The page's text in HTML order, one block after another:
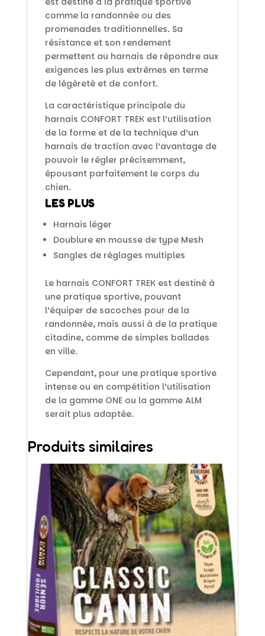
comme la randonnée ou des
promenades traditionnelles. Sa
résistance et son rendement
permettent au harnais de répondre aux
exigences les plus extrêmes en terme
de légèreté et de confort.
La caractéristique principale du
harnais CONFORT TREK est l’utilisation
de la forme et de la technique d’un
harnais de traction avec l’avantage de
pouvoir le régler précisemment,
épousant parfaitement le corps du
chien.
LES PLUS
Harnais léger
Doublure en mousse de type Mesh
Sangles de réglages multiples
Le harnais CONFORT TREK est destiné à
une pratique sportive, pouvant
l’équiper de sacoches pour de la
randonnée, mais aussi à de la pratique
citadine, comme de simples ballades
en ville.
Cependant, pour une pratique sportive
intense ou en compétition l’utilisation
de la gamme ONE ou la gamme ALM
serait plus adaptée.
Produits similaires